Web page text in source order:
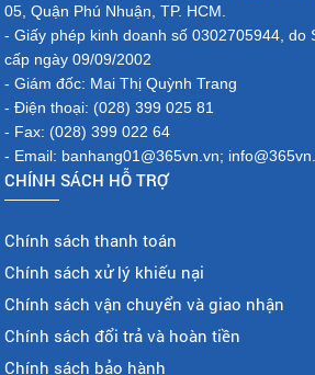
05, Quận Phú Nhuận, TP. HCM.
- Giấy phép kinh doanh số 0302705944, do
cấp ngày 09/09/2002
- Giám đốc: Mai Thị Quỳnh Trang
- Điện thoại: (028) 399 025 81
- Fax: (028) 399 022 64
- Email: banhang01@365vn.vn;
CHÍNH SÁCH HỖ TRỢ
Chính sách thanh toán
Chính sách xử lý khiếu nại
Chính sách vận chuyển và giao nhận
Chính sách đổi trả và hoàn tiền
Chính sách bảo hành